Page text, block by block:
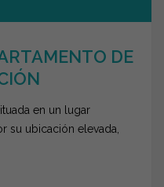
DE
en un lugar
su ubicación elevada,